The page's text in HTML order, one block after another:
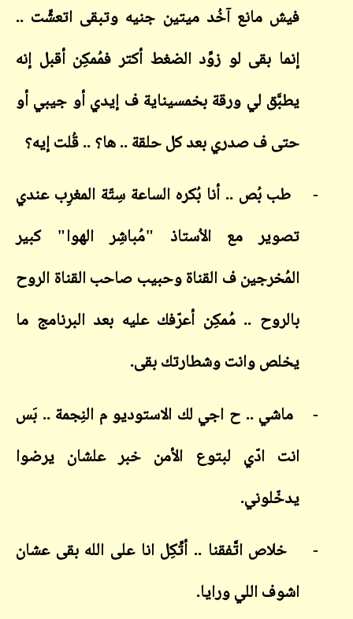
فيش مانع آخُد ميتين جنيه وتبقى اتعشِّت ..
إنما بقى لو زوِّد الضغط أكتر فمُمكِن أقبل إنه
يطبَّق لي ورقة بخمسيناية ف إيدي أو جيبي أو
حتى ف صدري بعد كل حلقة .. ها؟ .. قُلت إيه؟
-
طب بُص .. أنا بُكره الساعة سِتّة المغرِب عندي
تصوير مع الاُستاذ "مُباشِر الهوا" كبير
المُخرجين ف القناة وحبيب صاحب القناة الروح
بالروح .. مُمكِن أعرّفك عليه بعد البرنامج ما
يخلص وانت وشطارتك بقى.
-
ماشي .. ح اجي لك الاستوديو م النِجمة .. بَس
انت ادّي لبتوع الأمن خبر علشان يرضوا
يدخّلوني.
-
خلاص اتَّفقنا .. أتِّكِل انا على الله بقى عشان
اشوف اللي ورايا.